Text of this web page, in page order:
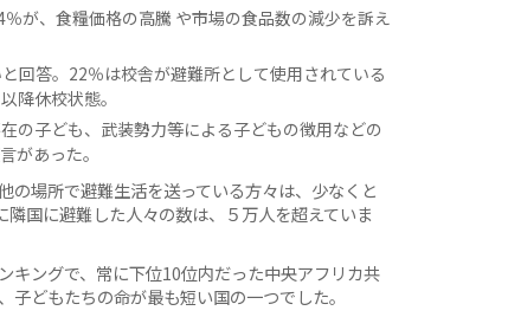
が、食糧価格の高騰 や市場の食品数の減少を訴え
回答。22％は校舎が避難所として使用されている
降休校状態。
の子ども、武装勢力等による子どもの徴用などの
があった。
の場所で避難生活を送っている方々は、少なくと
国に避難した人々の数は、５万人を超えていま
キングで、常に下位10位内だった中央アフリカ共
どもたちの命が最も短い国の一つでした。